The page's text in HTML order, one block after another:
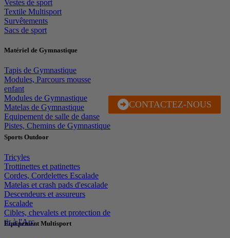
J'EN PROFITE
CONTACTEZ-NOUS
Vestes de sport
Textile Multisport
Survêtements
Sacs de sport
Matériel de Gymnastique
Tapis de Gymnastique
Modules, Parcours mousse
enfant
Modules de Gymnastique
Matelas de Gymnastique
Equipement de salle de danse
Pistes, Chemins de Gymnastique
Sports Outdoor
Tricyles
Trottinettes et patinettes
Cordes, Cordelettes Escalade
Matelas et crash pads d'escalade
Descendeurs et assureurs
Escalade
Cibles, chevalets et protection de
tir à l'Arc
Equipement Multisport